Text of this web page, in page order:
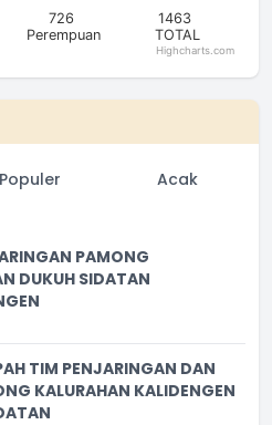
726
Perempuan
1463
TOTAL
Highcharts.com
Populer Acak
PAMONG
DUKUH SIDATAN
TIM PENJARINGAN DAN
KALURAHAN KALIDENGEN